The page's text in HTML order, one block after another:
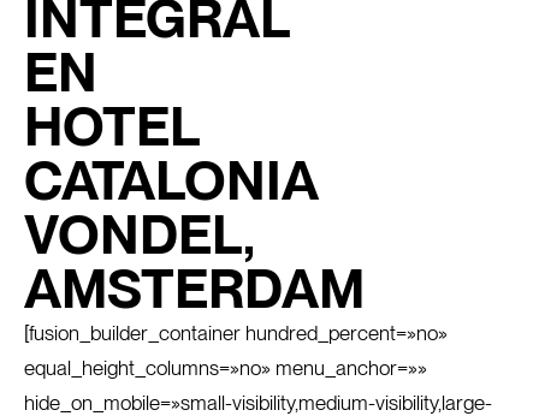
INTEGRAL
EN
HOTEL
CATALONIA
VONDEL,
AMSTERDAM
[fusion_builder_container hundred_percent=»no»
equal_height_columns=»no» menu_anchor=»»
hide_on_mobile=»small-visibility,medium-visibility,large-